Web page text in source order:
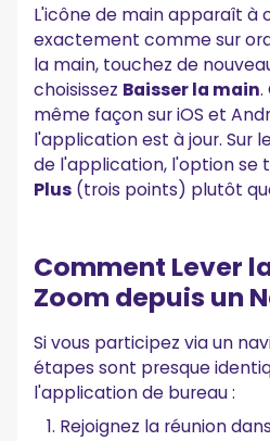
L'icône de main apparaît à
exactement comme sur
la main, touchez de
choisissez Baisser la main
même façon sur iOS et
l'application est à jour. Sur
de l'application, l'option se
Plus (trois points) plutôt
Comment Lever
Zoom depuis un
Si vous participez via un
étapes sont presque
l'application de bureau :
Rejoignez la réunion